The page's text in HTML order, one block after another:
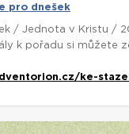
pro dnešek
/ Jednota v Kristu /
k pořadu si můžete
ke-